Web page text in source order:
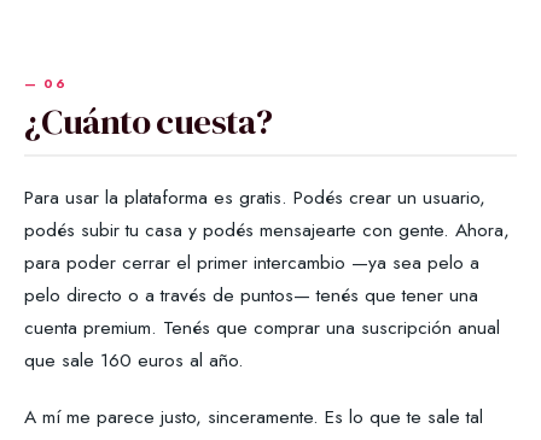
¿Cuánto cuesta?
Para usar la plataforma es gratis. Podés crear un usuario,
podés subir tu casa y podés mensajearte con gente. Ahora,
para poder cerrar el primer intercambio —ya sea pelo a
pelo directo o a través de puntos— tenés que tener una
cuenta premium. Tenés que comprar una suscripción anual
que sale 160 euros al año.
A mí me parece justo, sinceramente. Es lo que te sale tal